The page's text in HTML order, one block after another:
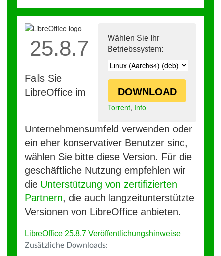
Wählen Sie Ihr
Betriebssystem:
DOWNLOAD
Torrent, Info
25.8.7
Falls Sie
LibreOffice im
Unternehmensumfeld verwenden oder
ein eher konservativer Benutzer sind,
wählen Sie bitte diese Version. Für die
geschäftliche Nutzung empfehlen wir
die Unterstützung von zertifizierten
Partnern, die auch langzeitunterstützte
Versionen von LibreOffice anbieten.
LibreOffice 25.8.7 Veröffentlichungshinweise
Zusätzliche Downloads: